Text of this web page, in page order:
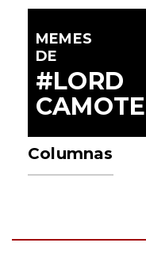
MEMES
DE
#LORD
CAMOTE
Columnas